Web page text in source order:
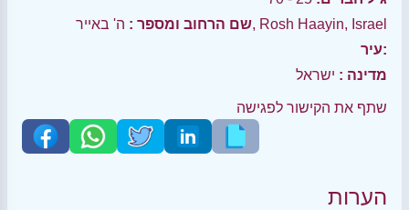
שם הרחוב ומספר :ה' באייר, Rosh Haayin, Israel
עיר:
מדינה : ישראל
שתף את הקישור לפגישה
הערות